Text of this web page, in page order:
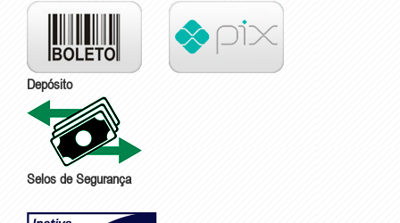
Depósito
Selos de Segurança